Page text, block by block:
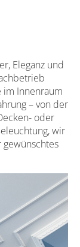
Eleganz und
im Innenraum
– von der
oder
wir
gewünschtes